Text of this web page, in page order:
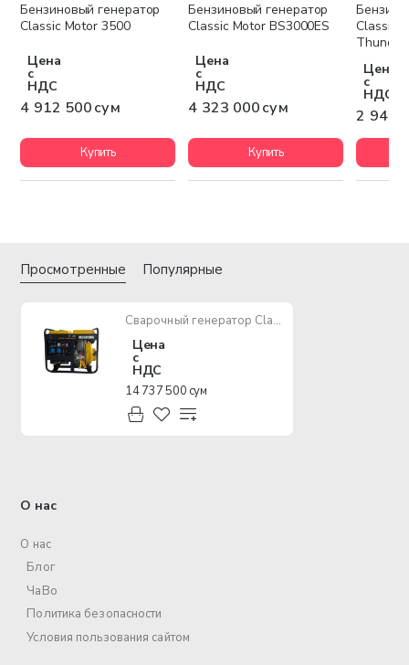
Бесплатная доставка
Бензиновый генератор
Classic Motor 3500
Цена
с
НДС
4 912 500 сум
Купить
Бесплатная доставка
Бензиновый генератор
Classic Motor BS3000ES
Цена
с
НДС
4 323 000 сум
Купить
Classic
Thunder
Цена
с
НДС
2 947
Просмотренные Популярные
Сварочный генератор Classic Motor CLD 6000 W
Цена
с
НДС
14 737 500 сум
О нас
О нас
Блог
ЧаВо
Политика безопасности
Условия пользования сайтом